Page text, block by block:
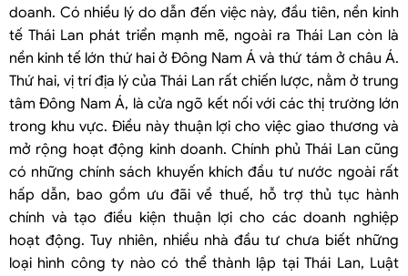
doanh. Có nhiều lý do dẫn đến việc này, đầu tiên, nền kinh
tế Thái Lan phát triển mạnh mẽ, ngoài ra Thái Lan còn là
nền kinh tế lớn thứ hai ở Đông Nam Á và thứ tám ở châu Á.
Thứ hai, vị trí địa lý của Thái Lan rất chiến lược, nằm ở trung
tâm Đông Nam Á, là cửa ngõ kết nối với các thị trường lớn
trong khu vực. Điều này thuận lợi cho việc giao thương và
mở rộng hoạt động kinh doanh. Chính phủ Thái Lan cũng
có những chính sách khuyến khích đầu tư nước ngoài rất
hấp dẫn, bao gồm ưu đãi về thuế, hỗ trợ thủ tục hành
chính và tạo điều kiện thuận lợi cho các doanh nghiệp
hoạt động. Tuy nhiên, nhiều nhà đầu tư chưa biết những
loại hình công ty nào có thể thành lập tại Thái Lan, Luật